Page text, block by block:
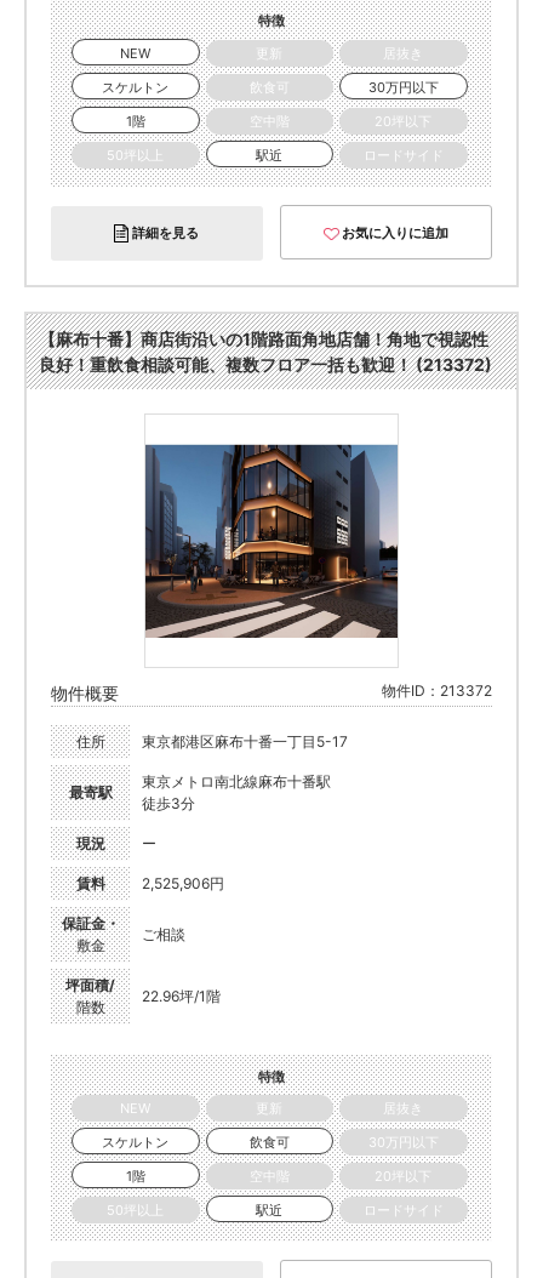
特徴
NEW
更新
居抜き
スケルトン
飲食可
30万円以下
1階
空中階
20坪以下
50坪以上
駅近 ロードサイド
詳細を見る お気に入りに追加
【麻布十番】商店街沿いの1階路面角地店舗！角地で視認性
良好！重飲食相談可能、複数フロア一括も歓迎！ (213372)
物件概要 物件ID：213372
住所 東京都港区麻布十番一丁目5-17
最寄駅
東京メトロ南北線麻布十番駅
徒歩3分
現況 ー
賃料 2,525,906円
保証金・
敷金
ご相談
坪面積/
階数
22.96坪/1階
特徴
NEW
更新
居抜き
スケルトン
飲食可
30万円以下
1階
空中階
20坪以下
50坪以上
駅近 ロードサイド